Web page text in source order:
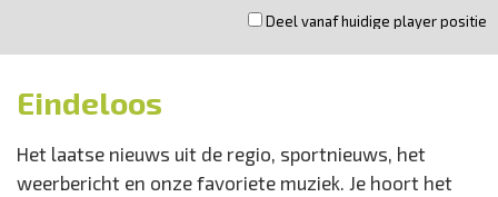
Deel vanaf huidige player positie
Eindeloos
Het laatse nieuws uit de regio, sportnieuws, het
weerbericht en onze favoriete muziek. Je hoort het